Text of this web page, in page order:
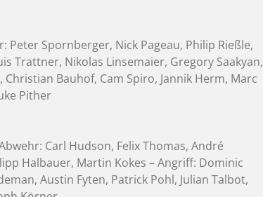
Peter Spornberger, Nick Pageau, Philip Rießle,
Trattner, Nikolas Linsemaier, Gregory Saakyan,
Bauhof, Cam Spiro, Jannik Herm, Marc
Pither
Carl Hudson, Felix Thomas, André
Halbauer, Martin Kokes – Angriff: Dominic
Austin Fyten, Patrick Pohl, Julian Talbot,